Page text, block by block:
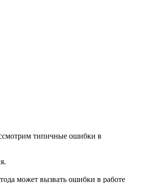
типичные ошибки в
может вызвать ошибки в работе